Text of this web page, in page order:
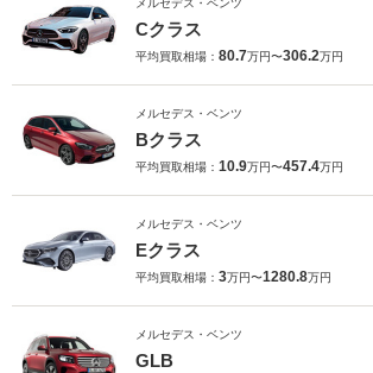
メルセデス・ベンツ
Cクラス
平均買取相場： 80.7万円〜306.2万円
メルセデス・ベンツ
Bクラス
平均買取相場： 10.9万円〜457.4万円
メルセデス・ベンツ
Eクラス
平均買取相場： 3万円〜1280.8万円
メルセデス・ベンツ
GLB